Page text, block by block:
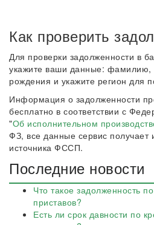
Как проверить
Для проверки задолженности в
укажите ваши данные: фамилию,
рождения и укажите регион для
Информация о задолженности
бесплатно в соответствии с
"Об исполнительном
ФЗ, все данные сервис получает
источника ФССП.
Последние новости
Что такое задолженность
приставов?
Есть ли срок давности по